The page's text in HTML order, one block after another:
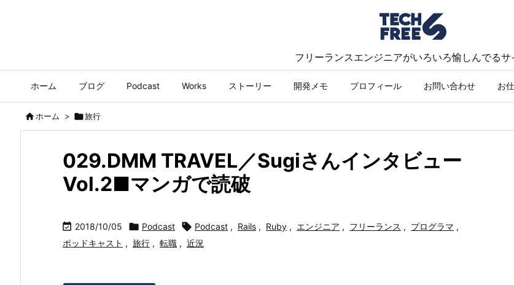
フリーランスエンジニアがいろいろ愉しんでるサ
ホーム ブログ Podcast Works ストーリー 開発メモ プロフィール お問い合わせ お
ホーム > 旅行
029.DMM TRAVEL／Sugiさんインタビュー
Vol.2■マンガで読破
 2018/10/05  Podcast  Podcast , Rails , Ruby , エンジニア , フリーランス , プログラマ ,
ポッドキャスト , 旅行 , 転職 , 近況